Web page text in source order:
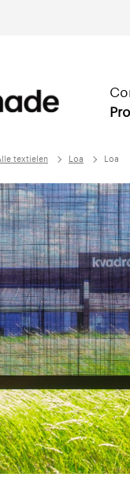
textielen Loa Loa